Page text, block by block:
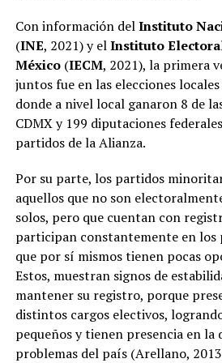
Con información delInstituto
(INE, 2021) y elInstituto
México(IECM, 2021), la primera
juntos fue en las elecciones
donde a nivel local ganaron 8 de
CDMX y 199 diputaciones
partidos de la Alianza.
Por su parte, los partidos
aquellos que no son
solos, pero que cuentan con
participan constantemente en los
que por sí mismos tienen pocas
Estos, muestran signos de
mantener su registro, porque
distintos cargos electivos,
pequeños y tienen presencia en la
problemas del país (Arellano,